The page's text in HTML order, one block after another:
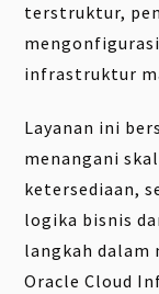
terstruktur,
infrastruktur
Layanan ini
menangani
ketersediaan,
logika bisnis
langkah dalam
Oracle Cloud